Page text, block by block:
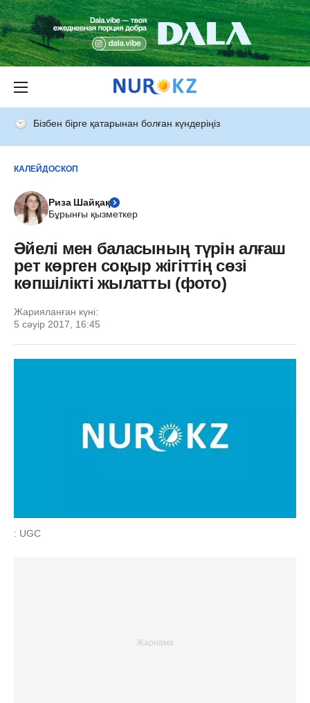
Бізбен бірге қатарынан болған күндеріңіз
КАЛЕЙДОСКОП
Риза Шайқақ
Бұрынғы қызметкер
Әйелі мен баласының түрін алғаш
рет көрген соқыр жігіттің сөзі
көпшілікті жылатты (фото)
Жарияланған күні:
5 сәуір 2017, 16:45
: UGC